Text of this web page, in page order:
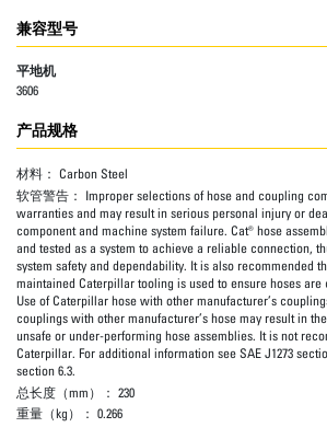
兼容型号
平地机
3606
产品规格
材料： Carbon Steel
软管警告： Improper selections of hose and coupling
warranties and may result in serious personal injury or
component and machine system failure. Cat® hose
and tested as a system to achieve a reliable connection,
system safety and dependability. It is also recommended
maintained Caterpillar tooling is used to ensure hoses
Use of Caterpillar hose with other manufacturer’s
couplings with other manufacturer’s hose may result in
unsafe or under-performing hose assemblies. It is not
Caterpillar. For additional information see SAE J1273
section 6.3.
总长度（mm）： 230
重量（kg）： 0.266